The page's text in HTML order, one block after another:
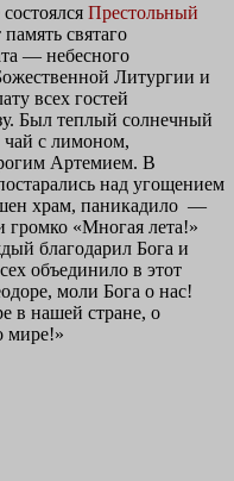
Престольный
святаго
— небесного
Литургии и
всех гостей
Был теплый солнечный
чай с лимоном,
Артемием. В
над угощением
храм, паникадило —
громко «Многая лета!»
благодарил Бога и
объединило в этот
моли Бога о нас!
в нашей стране, о
мире!»